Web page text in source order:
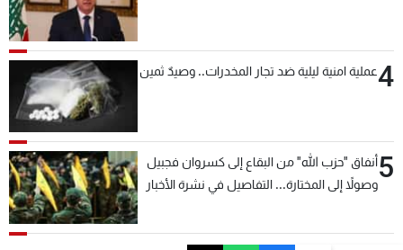
4عملية امنية ليلية ضد تجار المخدرات.. وصيدٌ ثمين
5أنفاق "حزب الله" من البقاع إلى كسروان فجبيل
وصولاً إلى المختارة... التفاصيل في نشرة الأخبار